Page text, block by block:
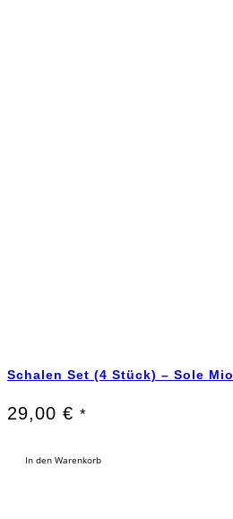
Schalen Set (4 Stück) – Sole Mio
29,00 € *
In den Warenkorb